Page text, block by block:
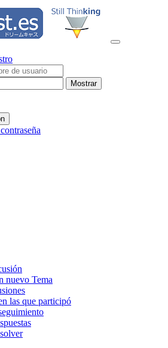
Mostrar
nuevo Tema
las que participó